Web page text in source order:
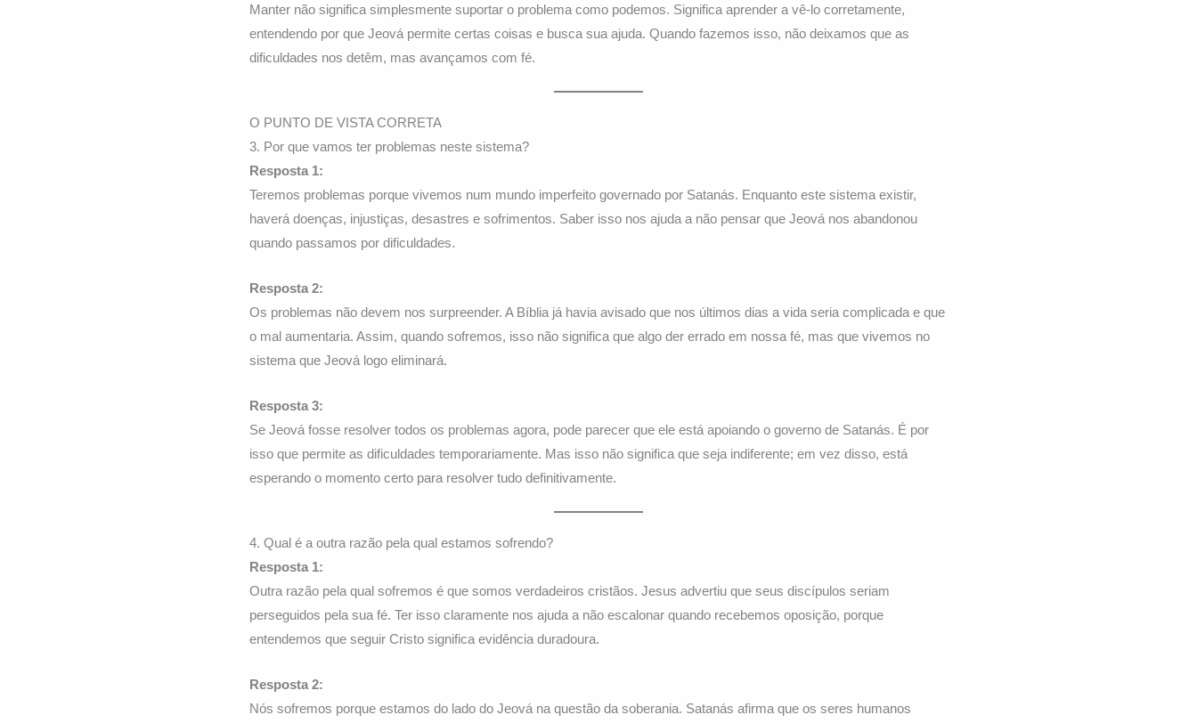
Manter não significa simplesmente suportar o problema como podemos. Significa aprender a vê-lo corretamente,
entendendo por que Jeová permite certas coisas e busca sua ajuda. Quando fazemos isso, não deixamos que as
dificuldades nos detêm, mas avançamos com fé.
O PUNTO DE VISTA CORRETA
3. Por que vamos ter problemas neste sistema?
Resposta 1:
Teremos problemas porque vivemos num mundo imperfeito governado por Satanás. Enquanto este sistema existir,
haverá doenças, injustiças, desastres e sofrimentos. Saber isso nos ajuda a não pensar que Jeová nos abandonou
quando passamos por dificuldades.
Resposta 2:
Os problemas não devem nos surpreender. A Bíblia já havia avisado que nos últimos dias a vida seria complicada e que
o mal aumentaria. Assim, quando sofremos, isso não significa que algo der errado em nossa fé, mas que vivemos no
sistema que Jeová logo eliminará.
Resposta 3:
Se Jeová fosse resolver todos os problemas agora, pode parecer que ele está apoiando o governo de Satanás. É por
isso que permite as dificuldades temporariamente. Mas isso não significa que seja indiferente; em vez disso, está
esperando o momento certo para resolver tudo definitivamente.
4. Qual é a outra razão pela qual estamos sofrendo?
Resposta 1:
Outra razão pela qual sofremos é que somos verdadeiros cristãos. Jesus advertiu que seus discípulos seriam
perseguidos pela sua fé. Ter isso claramente nos ajuda a não escalonar quando recebemos oposição, porque
entendemos que seguir Cristo significa evidência duradoura.
Resposta 2:
Nós sofremos porque estamos do lado do Jeová na questão da soberania. Satanás afirma que os seres humanos